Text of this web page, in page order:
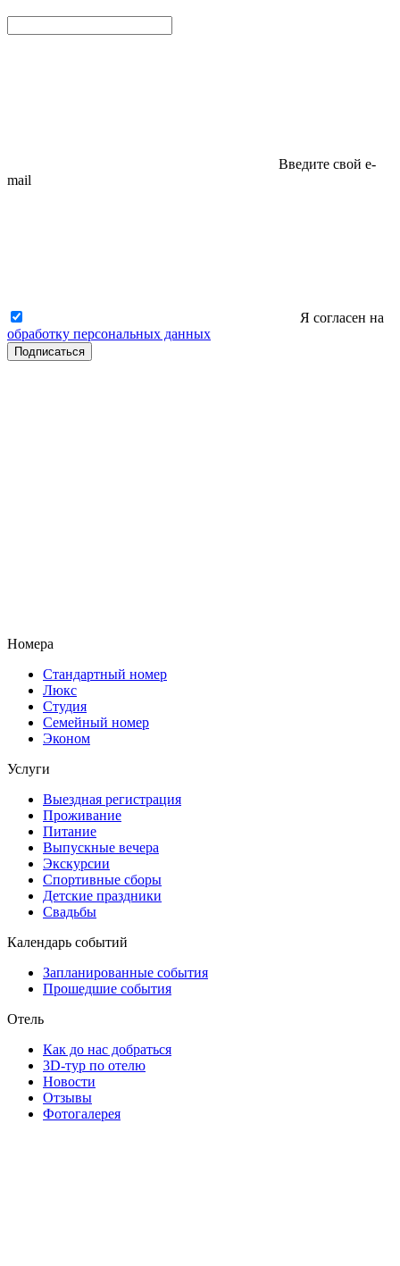
Введите свой e-
mail
Я согласен на
обработку персональных данных
Подписаться
Номера
Стандартный номер
Люкс
Студия
Семейный номер
Эконом
Услуги
Выездная регистрация
Проживание
Питание
Выпускные вечера
Экскурсии
Спортивные сборы
Детские праздники
Свадьбы
Календарь событий
Запланированные события
Прошедшие события
Отель
Как до нас добраться
3D-тур по отелю
Новости
Отзывы
Фотогалерея